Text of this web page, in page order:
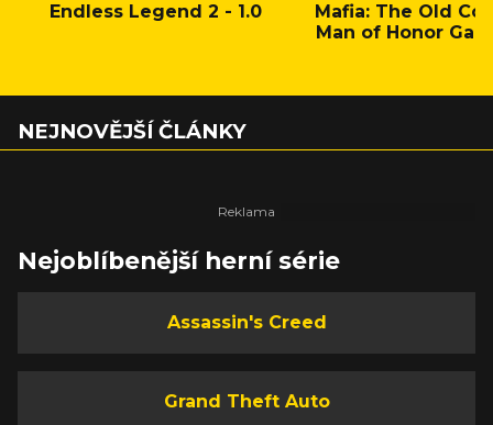
Endless Legend 2 - 1.0
Mafia: The Old
Man of Honor
NEJNOVĚJŠÍ ČLÁNKY
Nejoblíbenější herní série
Assassin's Creed
Grand Theft Auto